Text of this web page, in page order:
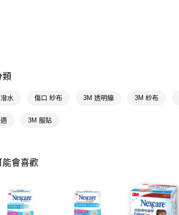
類
水 傷口 紗布 3M 透明繃 3M 紗布
3M 服貼
能會喜歡